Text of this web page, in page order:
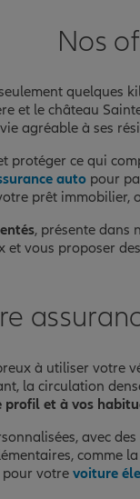
Nos
quelques
et le château
agréable à ses
protéger ce qui
auto pour
prêt immobilier,
, présente dans
vous proposer
à utiliser
la circulation
et à vos
avec
comme
pour votrevoiture